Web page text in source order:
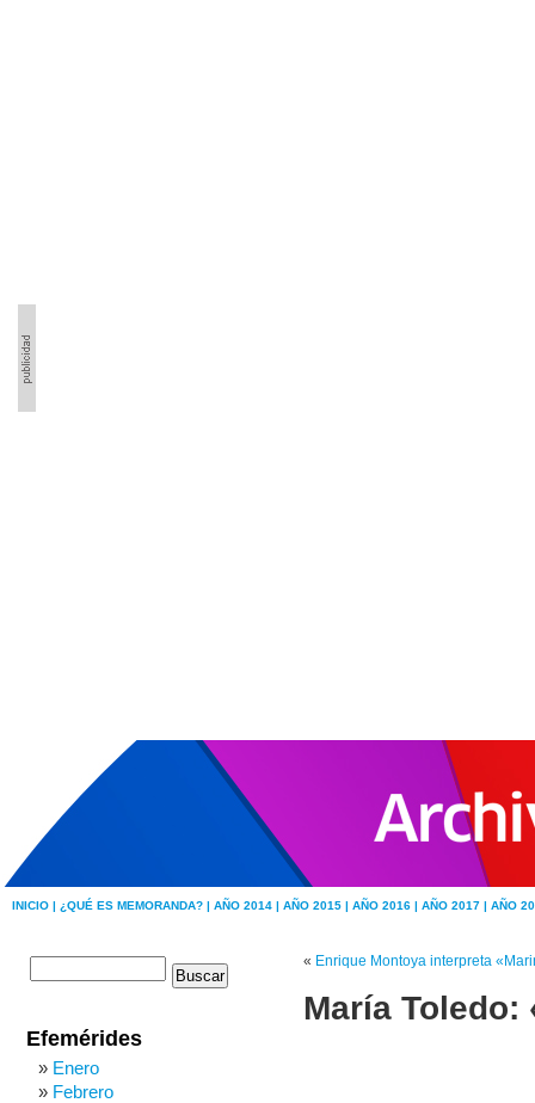
INICIO | ¿QUÉ ES MEMORANDA? | AÑO 2014 | AÑO 2015 | AÑO 2016 | AÑO 2017 | AÑO
« Enrique Montoya interpreta
María Toledo:
Efemérides
Enero
Febrero